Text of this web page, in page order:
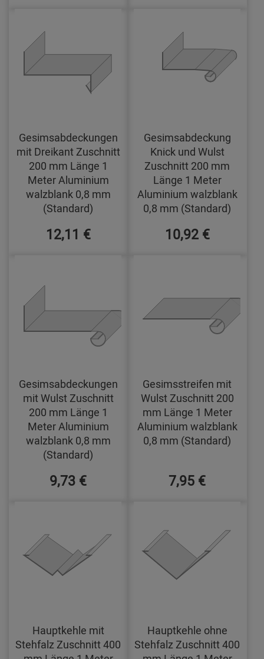
Gesimsabdeckungen
mit Dreikant Zuschnitt
200 mm Länge 1
Meter Aluminium
walzblank 0,8 mm
(Standard)
12,11 €
Gesimsabdeckung
Knick und Wulst
Zuschnitt 200 mm
Länge 1 Meter
Aluminium walzblank
0,8 mm (Standard)
10,92 €
Gesimsabdeckungen
mit Wulst Zuschnitt
200 mm Länge 1
Meter Aluminium
walzblank 0,8 mm
(Standard)
9,73 €
Gesimsstreifen mit
Wulst Zuschnitt 200
mm Länge 1 Meter
Aluminium walzblank
0,8 mm (Standard)
7,95 €
Hauptkehle mit
Stehfalz Zuschnitt 400
Hauptkehle ohne
Stehfalz Zuschnitt 400